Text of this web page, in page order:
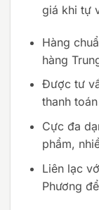
giá khi tự
Hàng
hàng
Được tư
thanh
Cực đa
phẩm,
Liên lạc
Phương